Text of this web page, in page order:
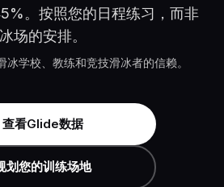
。按照您的日程练习，而非
冰场的安排。
冰学校、教练和竞技滑冰者的信赖。
查看Glide数据
划您的训练场地